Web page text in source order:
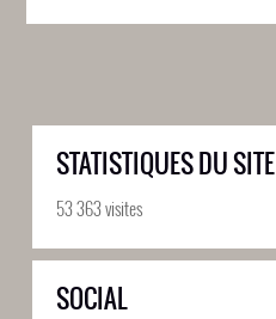
STATISTIQUES DU SITE
53 363 visites
SOCIAL